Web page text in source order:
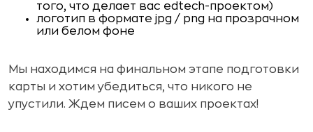
того, что делает вас edtech-проектом)
логотип в формате jpg / png на прозрачном
или белом фоне
Мы находимся на финальном этапе подготовки
карты и хотим убедиться, что никого не
упустили. Ждем писем о ваших проектах!